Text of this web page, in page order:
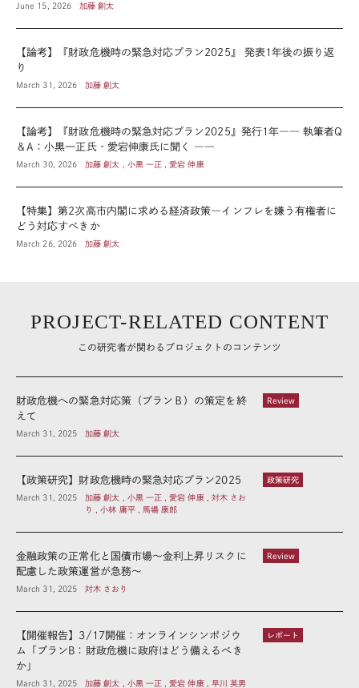
June 15, 2026 加藤 創太
【論考】『財政危機時の緊急対応プラン2025』 発表1年後の振り返
り
March 31, 2026 加藤 創太
【論考】『財政危機時の緊急対応プラン2025』発行1年―― 執筆者Q
＆A：小黒一正氏・愛宕伸康氏に聞く ――
March 30, 2026 加藤 創太 , 小黒 一正 , 愛宕 伸康
【特集】第2次高市内閣に求める経済政策―インフレを嫌う有権者に
どう対応すべきか
March 26, 2026 加藤 創太
PROJECT-RELATED CONTENT
この研究者が関わるプロジェクトのコンテンツ
Review
財政危機への緊急対応策（プランＢ）の策定を終
えて
March 31, 2025 加藤 創太
政策研究
【政策研究】財政危機時の緊急対応プラン2025
March 31, 2025
加藤 創太 , 小黒 一正 , 愛宕 伸康 , 対木 さお
り , 小林 庸平 , 馬場 康郎
Review
金融政策の正常化と国債市場～金利上昇リスクに
配慮した政策運営が急務～
March 31, 2025 対木 さおり
レポート
【開催報告】3/17開催：オンラインシンポジウ
ム「プランB：財政危機に政府はどう備えるべき
か」
March 31, 2025 加藤 創太 , 小黒 一正 , 愛宕 伸康 , 早川 英男